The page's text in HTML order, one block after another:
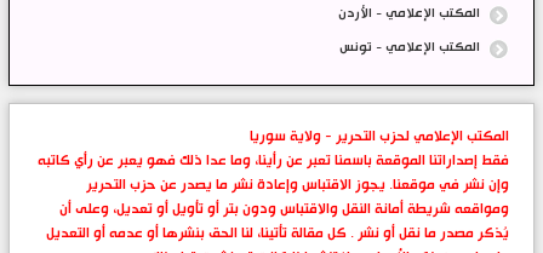
المكتب الإعلامي - الأردن
المكتب الإعلامي - تونس
المكتب الإعلامي لحزب التحرير - ولاية سوريا
فقط إصداراتنا الموقعة باسمنا تعبر عن رأينا، وما عدا ذلك فهو يعبر عن رأي كاتبه
وإن نشر في موقعنا. يجوز الاقتباس وإعادة نشر ما يصدر عن حزب التحرير
ومواقعه شريطة أمانة النقل والاقتباس ودون بتر أو تأويل أو تعديل، وعلى أن
يُذكر مصدر ما نقل أو نشر . كل مقالة تأتينا، لنا الحق بنشرها أو عدمه أو التعديل